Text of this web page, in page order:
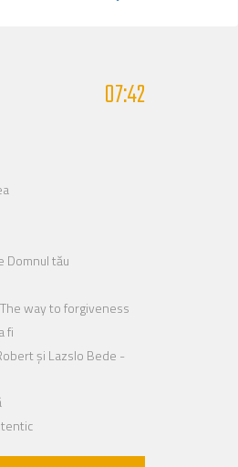
07:42
Domnul tău
way to forgiveness
fi
și Lazslo Bede -